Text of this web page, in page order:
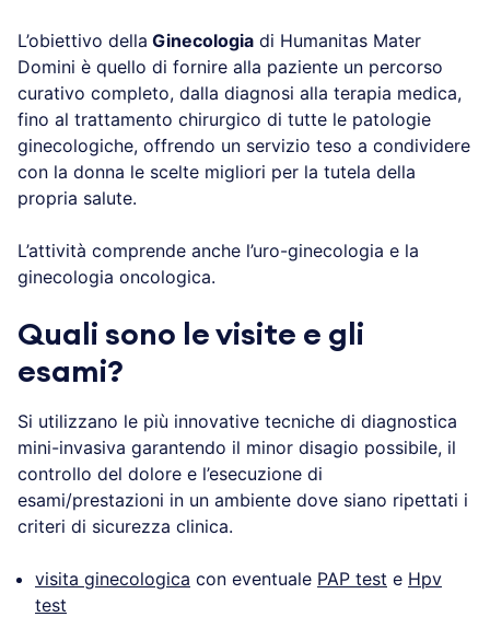
L’obiettivo della Ginecologia di Humanitas Mater
Domini è quello di fornire alla paziente un percorso
curativo completo, dalla diagnosi alla terapia medica,
fino al trattamento chirurgico di tutte le patologie
ginecologiche, offrendo un servizio teso a condividere
con la donna le scelte migliori per la tutela della
propria salute.
L’attività comprende anche l’uro-ginecologia e la
ginecologia oncologica.
Quali sono le visite e gli
esami?
Si utilizzano le più innovative tecniche di diagnostica
mini-invasiva garantendo il minor disagio possibile, il
controllo del dolore e l’esecuzione di
esami/prestazioni in un ambiente dove siano ripettati i
criteri di sicurezza clinica.
visita ginecologica con eventuale PAP test e Hpv
test